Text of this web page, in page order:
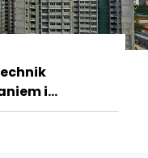
i
budowli